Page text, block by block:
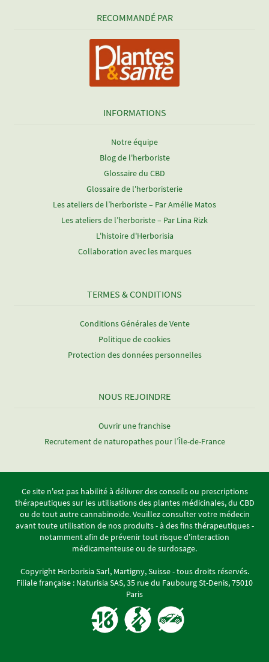
RECOMMANDÉ PAR
INFORMATIONS
Notre équipe
Blog de l'herboriste
Glossaire du CBD
Glossaire de l'herboristerie
Les ateliers de l’herboriste – Par Amélie Matos
Les ateliers de l’herboriste – Par Lina Rizk
L'histoire d'Herborisia
Collaboration avec les marques
TERMES & CONDITIONS
Conditions Générales de Vente
Politique de cookies
Protection des données personnelles
NOUS REJOINDRE
Ouvrir une franchise
Recrutement de naturopathes pour l’Île-de-France
Ce site n'est pas habilité à délivrer des conseils ou prescriptions
thérapeutiques sur les utilisations des plantes médicinales, du CBD
ou de tout autre cannabinoïde. Veuillez consulter votre médecin
avant toute utilisation de nos produits - à des fins thérapeutiques -
notamment afin de prévenir tout risque d'interaction
médicamenteuse ou de surdosage.
Copyright Herborisia Sarl, Martigny, Suisse - tous droits réservés.
Filiale française : Naturisia SAS, 35 rue du Faubourg St-Denis, 75010
Paris